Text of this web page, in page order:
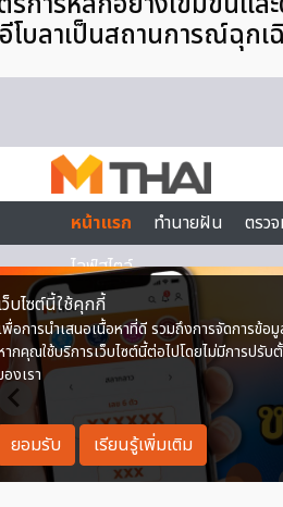
โบลาเป็นสถานการณ์ฉุก